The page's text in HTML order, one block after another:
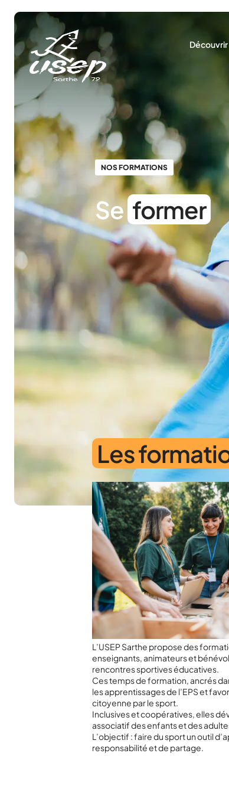
Découvrir
Qui
Nos
Nos
Nous
NOS FORMATIONS
Seformer
Les
L’USEP Sarthe propose des
enseignants, animateurs et
rencontres sportives éducatives.
Ces temps de formation, ancrés
les apprentissages de l’EPS et
citoyenne par le sport.
Inclusives et coopératives, elles
associatif des enfants et des
L’objectif : faire du sport un outil
responsabilité et de partage.